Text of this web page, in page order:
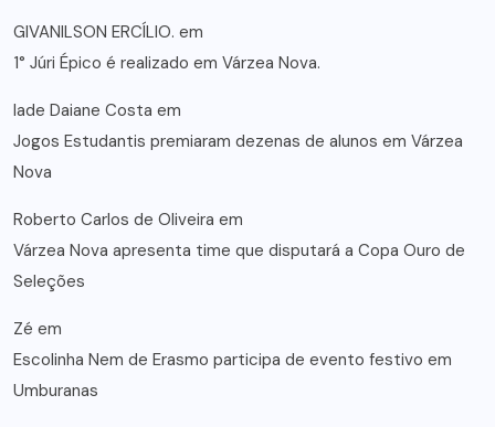
GIVANILSON ERCÍLIO. em
1° Júri Épico é realizado em Várzea Nova.
lade Daiane Costa em
Jogos Estudantis premiaram dezenas de alunos em Várzea
Nova
Roberto Carlos de Oliveira em
Várzea Nova apresenta time que disputará a Copa Ouro de
Seleções
Zé em
Escolinha Nem de Erasmo participa de evento festivo em
Umburanas